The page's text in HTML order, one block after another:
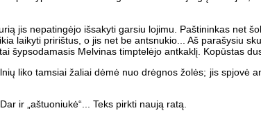
jis nepatingėjo išsakyti garsiu lojimu. Paštininkas net
laikyti pririštus, o jis net be antsnukio... Aš parašysiu
šypsodamasis Melvinas timptelėjo antkaklį. Kopūstas
liko tamsiai žaliai dėmė nuo drėgnos žolės; jis spjovė
ir „aštuoniukė“... Teks pirkti naują ratą.